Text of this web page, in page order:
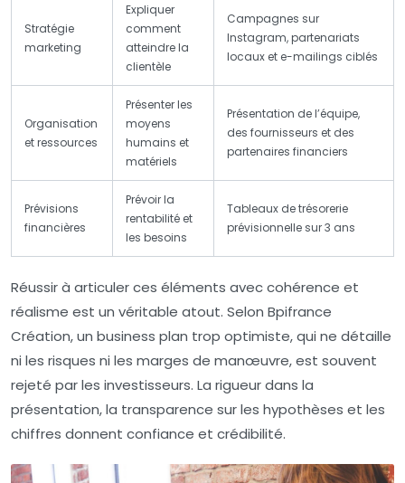
Stratégie
marketing
Expliquer
comment
atteindre la
clientèle
Campagnes sur
Instagram, partenariats
locaux et e-mailings ciblés
Organisation
et ressources
Présenter les
moyens
humains et
matériels
Présentation de l’équipe,
des fournisseurs et des
partenaires financiers
Prévisions
financières
Prévoir la
rentabilité et
les besoins
Tableaux de trésorerie
prévisionnelle sur 3 ans
Réussir à articuler ces éléments avec cohérence et
réalisme est un véritable atout. Selon Bpifrance
Création, un business plan trop optimiste, qui ne détaille
ni les risques ni les marges de manœuvre, est souvent
rejeté par les investisseurs. La rigueur dans la
présentation, la transparence sur les hypothèses et les
chiffres donnent confiance et crédibilité.